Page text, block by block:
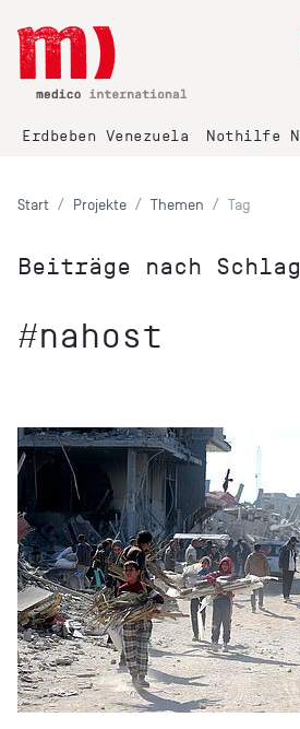
Erdbeben Venezuela Nothilfe
Start Projekte Themen Tag
Beiträge nach
#nahost